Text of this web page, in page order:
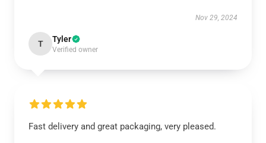
Nov 29, 2024
T Tyler
Verified owner
Fast delivery and great packaging, very pleased.